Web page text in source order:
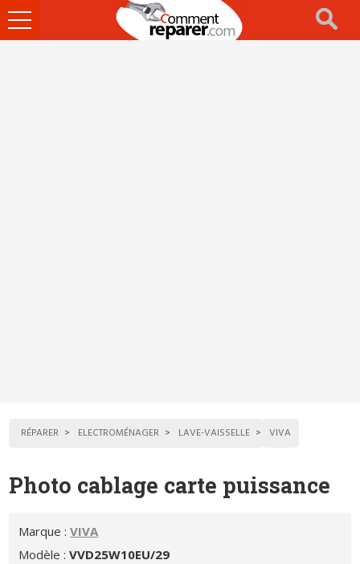
Ouvrir
le
RÉPARER ELECTROMÉNAGER LAVE-VAISSELLE VIVA
Photo cablage carte puissance
Marque :VIVA
Modèle :VVD25W10EU/29